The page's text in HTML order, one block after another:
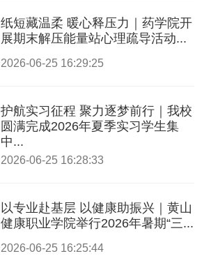
纸短藏温柔 暖心释压力｜药学院开
展期末解压能量站心理疏导活动...
2026-06-25 16:29:25
护航实习征程 聚力逐梦前行｜我校
圆满完成2026年夏季实习学生集
中...
2026-06-25 16:28:33
以专业赴基层 以健康助振兴｜黄山
健康职业学院举行2026年暑期“三...
2026-06-25 16:25:44